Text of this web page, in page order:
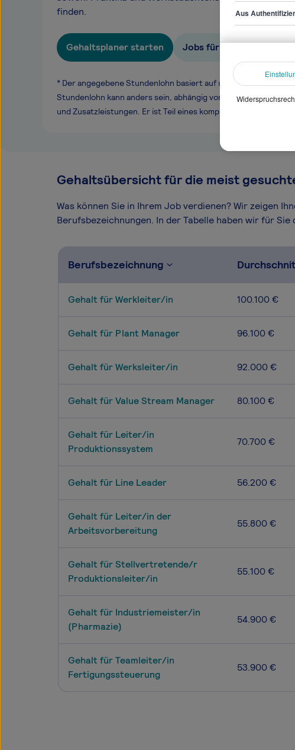
finden.
Gehaltsplaner starten Jobs für Leiter/in
* Der angegebene Stundenlohn basiert auf unseren
Stundenlohn kann anders sein, abhängig von Überstunden,
und Zusatzleistungen. Er ist Teil eines komplexen
Gehaltsübersicht für die meist
Was können Sie in Ihrem Job verdienen? Wir zeigen
Berufsbezeichnungen. In der Tabelle haben wir für
Berufsbezeichnung
Gehalt für Werkleiter/in 100.100 €
Gehalt für Plant Manager 96.100 €
Gehalt für Werksleiter/in 92.000 €
Gehalt für Value Stream Manager 80.100 €
Gehalt für Leiter/in
Produktionssystem
70.700 €
Gehalt für Line Leader 56.200 €
Gehalt für Leiter/in der
Arbeitsvorbereitung
55.800 €
Gehalt für Stellvertretende/r
Produktionsleiter/in
55.100 €
Gehalt für Industriemeister/in
(Pharmazie)
54.900 €
Gehalt für Teamleiter/in
Fertigungssteuerung
53.900 €
Aus